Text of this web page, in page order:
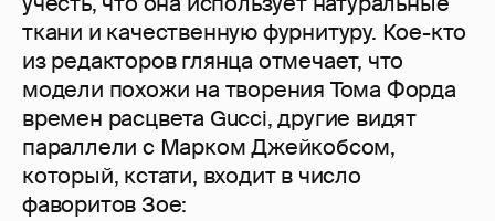
ткани и качественную фурнитуру. Кое-кто
из редакторов глянца отмечает, что
модели похожи на творения Тома Форда
времен расцвета Gucci, другие видят
параллели с Марком Джейкобсом,
который, кстати, входит в число
фаворитов Зое: